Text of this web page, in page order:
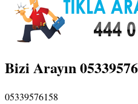
Bizi Arayın
05339576158